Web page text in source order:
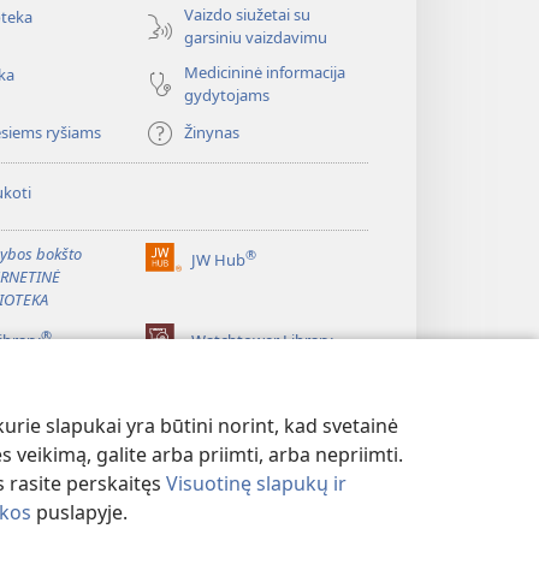
slapukai yra būtini norint, kad svetainė
veikimą, galite arba priimti, arba nepriimti.
rasite perskaitęs Visuotinę slapukų ir
puslapyje.
Vaizdo siužetai su
garsiniu vaizdavimu
Medicininė informacija
gydytojams
ryšiams
Žinynas
bokšto
JW Hub®
(atsiveria
® Watchtower Library
POLITIKA|PRIVATUMO NUSTATYMAI